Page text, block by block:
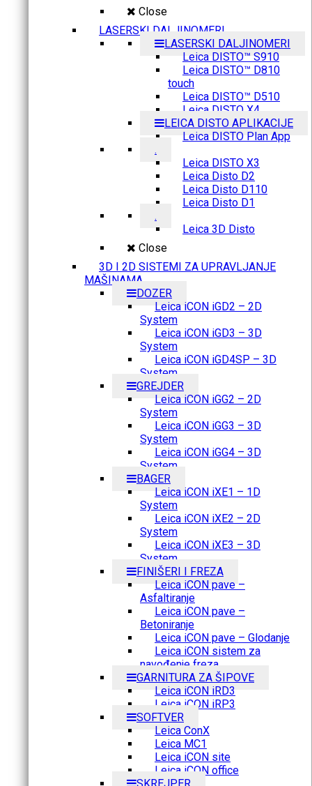
Close
LASERSKI DALJINOMERI
LASERSKI DALJINOMERI
Leica DISTO™ S910
Leica DISTO™ D810
touch
Leica DISTO™ D510
Leica DISTO X4
LEICA DISTO APLIKACIJE
Leica DISTO Plan App
.
Leica DISTO X3
Leica Disto D2
Leica Disto D110
Leica Disto D1
.
Leica 3D Disto
Close
3D I 2D SISTEMI ZA UPRAVLJANJE
MAŠINAMA
DOZER
Leica iCON iGD2 – 2D
System
Leica iCON iGD3 – 3D
System
Leica iCON iGD4SP – 3D
System
GREJDER
Leica iCON iGG2 – 2D
System
Leica iCON iGG3 – 3D
System
Leica iCON iGG4 – 3D
System
BAGER
Leica iCON iXE1 – 1D
System
Leica iCON iXE2 – 2D
System
Leica iCON iXE3 – 3D
System
FINIŠERI I FREZA
Leica iCON pave –
Asfaltiranje
Leica iCON pave –
Betoniranje
Leica iCON pave – Glodanje
Leica iCON sistem za
navođenje freza
GARNITURA ZA ŠIPOVE
Leica iCON iRD3
Leica iCON iRP3
SOFTVER
Leica ConX
Leica MC1
Leica iCON site
Leica iCON office